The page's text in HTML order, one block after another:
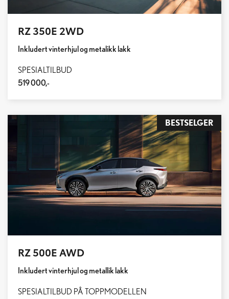
RZ 350E 2WD
Inkludert vinterhjul og metalikk lakk
SPESIALTILBUD
519 000,-
BESTSELGER
RZ 500E AWD
Inkludert vinterhjul og metallik lakk
SPESIALTILBUD PÅ TOPPMODELLEN